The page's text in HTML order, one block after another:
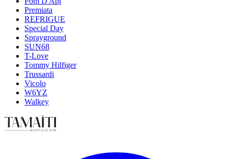
Premiata
REFRIGUE
Special Day
Sprayground
SUN68
T-Love
Tommy Hilfiger
Trussardi
Vicolo
W6YZ
Walkey